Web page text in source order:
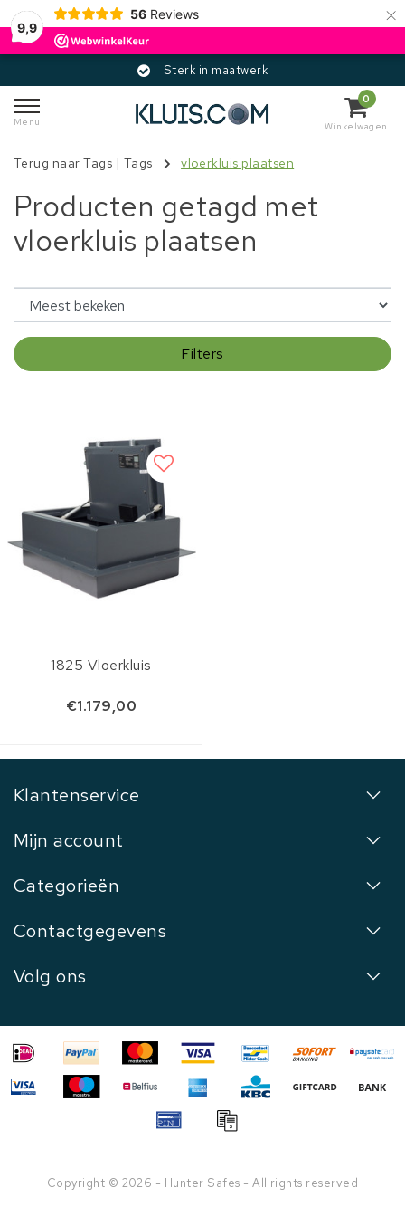
9,9
56 Reviews ×
Sterk in maatwerk
Menu
0
Winkelwagen
Terug naar Tags | Tags vloerkluis plaatsen
Producten getagd met
vloerkluis plaatsen
Filters
1825 Vloerkluis
€1.179,00
Klantenservice
Mijn account
Categorieën
Contactgegevens
Volg ons
Copyright © 2026 - Hunter Safes - All rights reserved